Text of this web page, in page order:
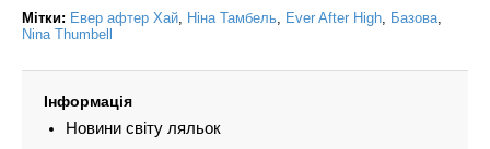
Мітки: Евер афтер Хай Ніна Тамбель Ever After High Базова
Nina Thumbell
Інформація
Новини світу ляльок